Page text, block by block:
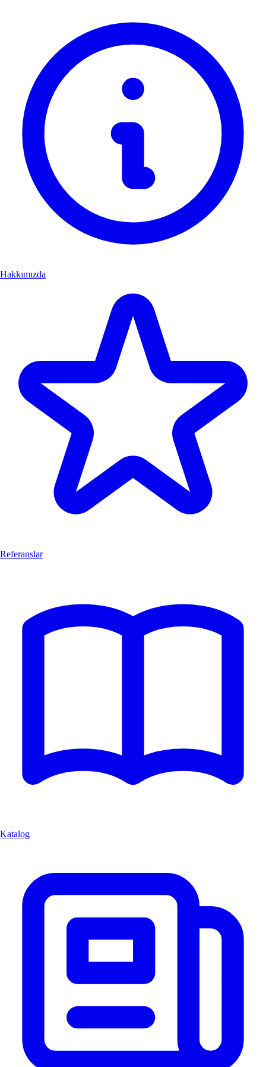
Hakkımızda
Referanslar
Katalog